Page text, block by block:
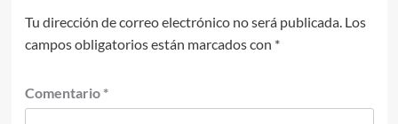
Tu dirección de correo electrónico no será publicada. Los
campos obligatorios están marcados con *
Comentario *